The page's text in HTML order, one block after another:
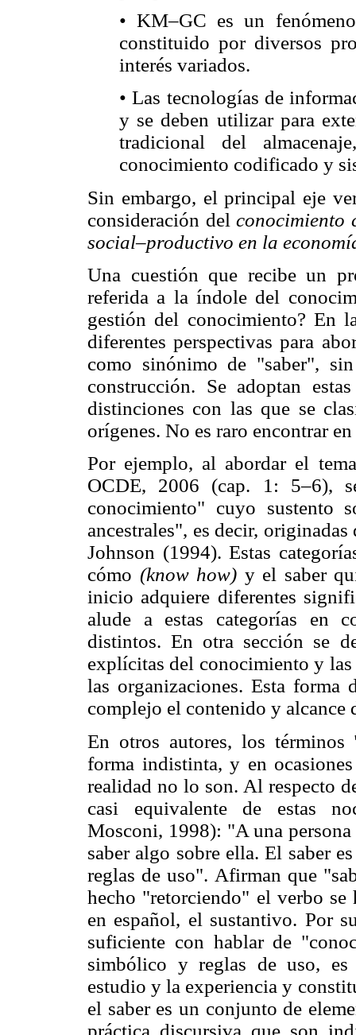
• KM–GC es un
constituido por diversos
interés variados.
• Las tecnologías de
y se deben utilizar para
tradicional del
conocimiento codificado y
Sin embargo, el principal eje
consideración delconocimiento
social–productivo en la
Una cuestión que recibe un
referida a la índole del
gestión del conocimiento? En
diferentes perspectivas para
como sinónimo de "saber",
construcción. Se adoptan
distinciones con las que se
orígenes. No es raro encontrar
Por ejemplo, al abordar el
OCDE, 2006 (cap. 1: 5–6),
conocimiento" cuyo sustento
ancestrales", es decir,
Johnson (1994). Estas
cómo (know how) y el saber
inicio adquiere diferentes
alude a estas categorías en
distintos. En otra sección se
explícitas del conocimiento y
las organizaciones. Esta forma
complejo el contenido y
En otros autores, los
forma indistinta, y en
realidad no lo son. Al respecto
casi equivalente de estas
Mosconi, 1998): "A una persona
saber algo sobre ella. El saber
reglas de uso". Afirman que
hecho "retorciendo" el verbo se
en español, el sustantivo. Por
suficiente con hablar de
simbólico y reglas de uso,
estudio y la experiencia y
el saber es un conjunto de
práctica discursiva que son